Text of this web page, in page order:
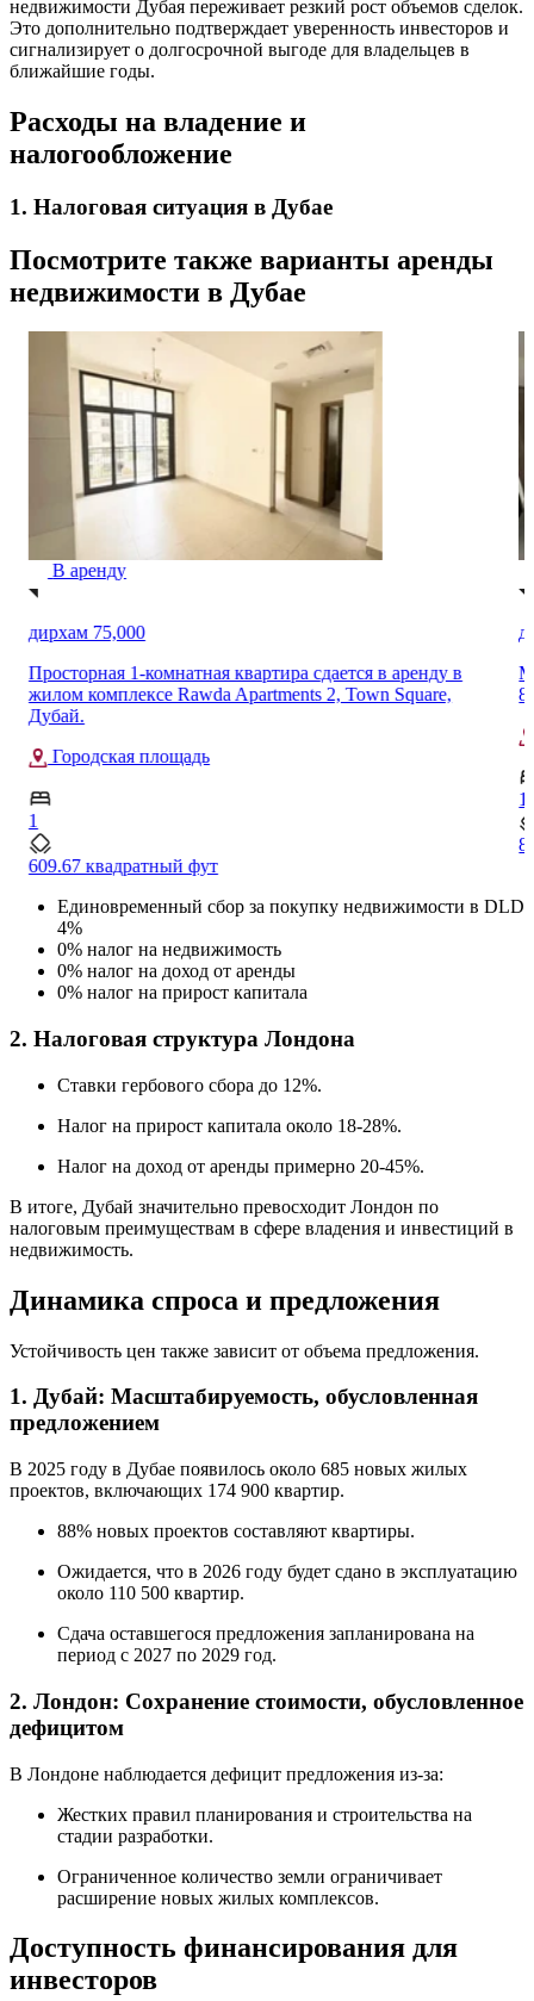
недвижимости Дубая переживает резкий рост объемов сделок.
Это дополнительно подтверждает уверенность инвесторов и
сигнализирует о долгосрочной выгоде для владельцев в
ближайшие годы.
Расходы на владение и
налогообложение
1. Налоговая ситуация в Дубае
Посмотрите также варианты аренды
недвижимости в Дубае
В аренду
дирхам 75,000
Просторная 1-комнатная квартира сдается в аренду в
жилом комплексе Rawda Apartments 2, Town Square,
Дубай.
Городская площадь
1
609.67 квадратный фут
1
Единовременный сбор за покупку недвижимости в DLD
4%
0% налог на недвижимость
0% налог на доход от аренды
0% налог на прирост капитала
2. Налоговая структура Лондона
Ставки гербового сбора до 12%.
Налог на прирост капитала около 18-28%.
Налог на доход от аренды примерно 20-45%.
В итоге, Дубай значительно превосходит Лондон по
налоговым преимуществам в сфере владения и инвестиций в
недвижимость.
Динамика спроса и предложения
Устойчивость цен также зависит от объема предложения.
1. Дубай: Масштабируемость, обусловленная
предложением
В 2025 году в Дубае появилось около 685 новых жилых
проектов, включающих 174 900 квартир.
88% новых проектов составляют квартиры.
Ожидается, что в 2026 году будет сдано в эксплуатацию
около 110 500 квартир.
Сдача оставшегося предложения запланирована на
период с 2027 по 2029 год.
2. Лондон: Сохранение стоимости, обусловленное
дефицитом
В Лондоне наблюдается дефицит предложения из-за:
Жестких правил планирования и строительства на
стадии разработки.
Ограниченное количество земли ограничивает
расширение новых жилых комплексов.
Доступность финансирования для
инвесторов